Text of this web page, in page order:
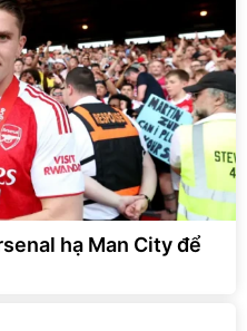
hạ Man City để